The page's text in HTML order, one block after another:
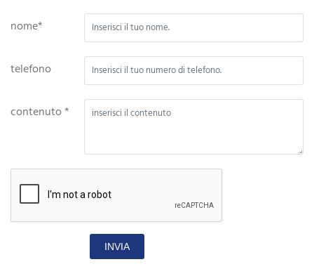
nome*
telefono
contenuto *
INVIA